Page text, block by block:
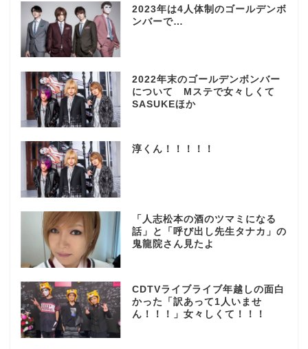
2023年は4人体制のゴールデンボ
ンバーで…
2022年末のゴールデンボンバー
について Mステで女々しくて
SASUKEほか
淳くん！！！！！
「人志松本の酒のツマミになる
話」と「呼び出し先生タナカ」の
鬼龍院さん見たよ
CDTVライブライブ年越しの面白
かった「訳あって1人いませ
ん！！！」女々しくて！！！